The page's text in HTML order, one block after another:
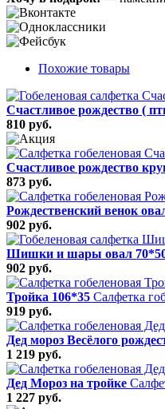
Похожие товары
Счастливое рождество (
810 руб.
Счастливое рождество
873 руб.
Рождественский венок
902 руб.
Шишки и шары овал
902 руб.
Тройка 106*35 Салфетка
919 руб.
Дед мороз Весёлого
1 219 руб.
Дед Мороз на тройке
1 227 руб.